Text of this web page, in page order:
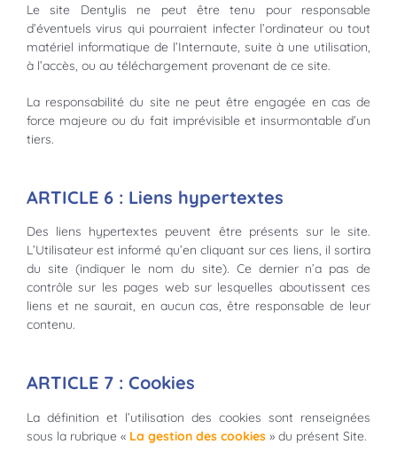
Le site Dentylis ne peut être tenu pour responsable
d’éventuels virus qui pourraient infecter l’ordinateur ou tout
matériel informatique de l’Internaute, suite à une utilisation,
à l’accès, ou au téléchargement provenant de ce site.
La responsabilité du site ne peut être engagée en cas de
force majeure ou du fait imprévisible et insurmontable d’un
tiers.
ARTICLE 6 : Liens hypertextes
Des liens hypertextes peuvent être présents sur le site.
L’Utilisateur est informé qu’en cliquant sur ces liens, il sortira
du site (indiquer le nom du site). Ce dernier n’a pas de
contrôle sur les pages web sur lesquelles aboutissent ces
liens et ne saurait, en aucun cas, être responsable de leur
contenu.
ARTICLE 7 : Cookies
La définition et l’utilisation des cookies sont renseignées
sous la rubrique « La gestion des cookies» du présent Site.